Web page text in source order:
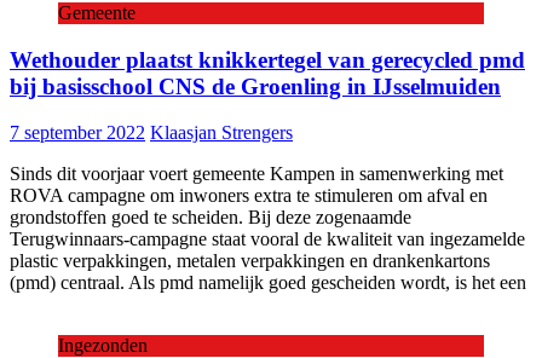
Gemeente
Wethouder plaatst knikkertegel van gerecycled pmd
bij basisschool CNS de Groenling in IJsselmuiden
7 september 2022 Klaasjan Strengers
Sinds dit voorjaar voert gemeente Kampen in samenwerking met
ROVA campagne om inwoners extra te stimuleren om afval en
grondstoffen goed te scheiden. Bij deze zogenaamde
Terugwinnaars-campagne staat vooral de kwaliteit van ingezamelde
plastic verpakkingen, metalen verpakkingen en drankenkartons
(pmd) centraal. Als pmd namelijk goed gescheiden wordt, is het een
Ingezonden